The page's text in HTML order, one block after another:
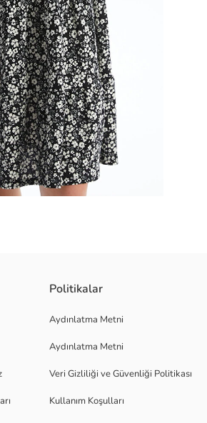
tamamlayabilirsiniz.
Politikalar
Aydınlatma Metni
Aydınlatma Metni
Veri Gizliliği ve Güvenliği Politikası
Kullanım Koşulları